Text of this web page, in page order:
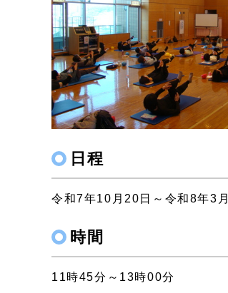
日程
令和7年10月20日～令和8年3
時間
11時45分～13時00分